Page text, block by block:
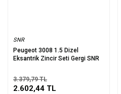
SNR
Peugeot 3008 1.5 Dizel
Eksantrik Zincir Seti Gergi SNR
3.379,79 TL
2.602,44 TL